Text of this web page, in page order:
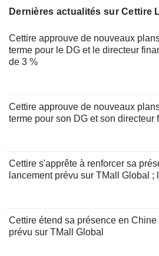
Dernières actualités sur Cettire
Cettire approuve de nouveaux
terme pour le DG et le directeur
de 3 %
Cettire approuve de nouveaux
terme pour son DG et son directeur
Cettire s'apprête à renforcer sa
lancement prévu sur TMall Global ;
Cettire étend sa présence en
prévu sur TMall Global